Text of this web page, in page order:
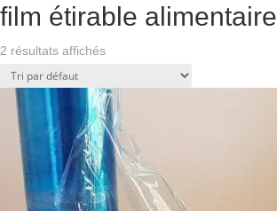
film étirable alimentaire
2 résultats affichés